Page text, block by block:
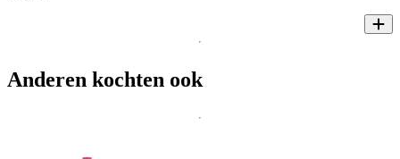
Anderen kochten ook